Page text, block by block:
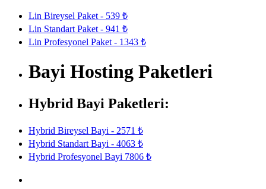
Lin Bireysel Paket - 539 ₺
Lin Standart Paket - 941 ₺
Lin Profesyonel Paket - 1343 ₺
Bayi Hosting Paketleri
Hybrid Bayi Paketleri:
Hybrid Bireysel Bayi - 2571 ₺
Hybrid Standart Bayi - 4063 ₺
Hybrid Profesyonel Bayi 7806 ₺